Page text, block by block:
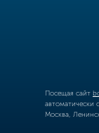
Посещая сайт
автоматически
Москва,